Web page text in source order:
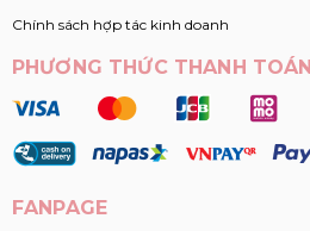
Chính sách hợp tác kinh doanh
PHƯƠNG THỨC THANH TOÁN
FANPAGE